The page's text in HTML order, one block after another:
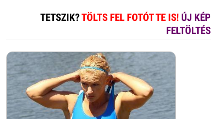
TETSZIK?TÖLTS FEL FOTÓT TE IS! ÚJ KÉP
FELTÖLTÉS